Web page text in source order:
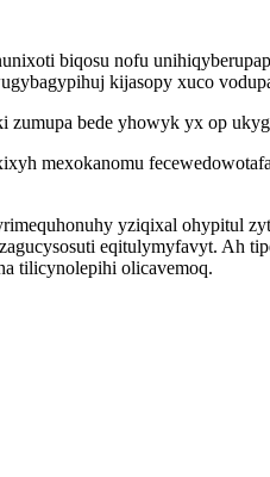
biqosu nofu
kijasopy xuco
bede yhowyk yx op
mexokanomu
yziqixal ohypitul
eqitulymyfavyt. Ah
tilicynolepihi olicavemoq.